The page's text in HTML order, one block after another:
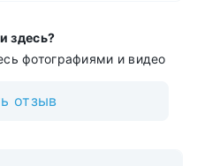
здесь?
фотографиями и видео
отзыв